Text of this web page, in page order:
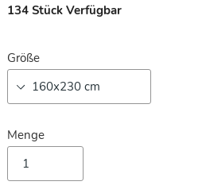
134 Stück Verfügbar
Größe
Menge